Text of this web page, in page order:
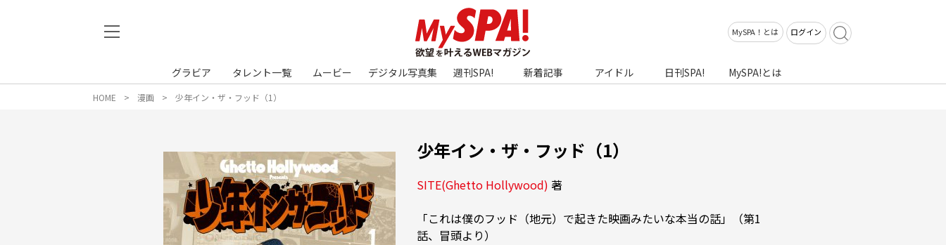
MySPA！とは ログイン
グラビア タレント一覧 ムービー デジタル写真集 週刊SPA! 新着記事 アイドル 日刊SPA! MySPA!とは
HOME 漫画 少年イン・ザ・フッド（1）
少年イン・ザ・フッド（1）
SITE(Ghetto Hollywood) 著
「これは僕のフッド（地元）で起きた映画みたいな本当の話」（第1
話、冒頭より）